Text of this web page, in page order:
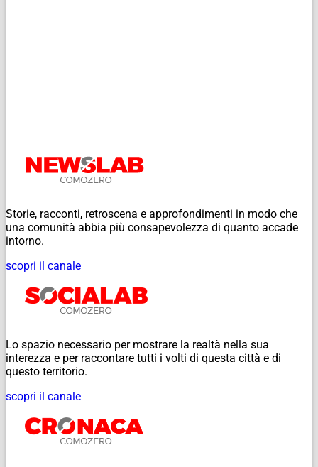
Storie, racconti, retroscena e approfondimenti in modo che
una comunità abbia più consapevolezza di quanto accade
intorno.
scopri il canale
Lo spazio necessario per mostrare la realtà nella sua
interezza e per raccontare tutti i volti di questa città e di
questo territorio.
scopri il canale